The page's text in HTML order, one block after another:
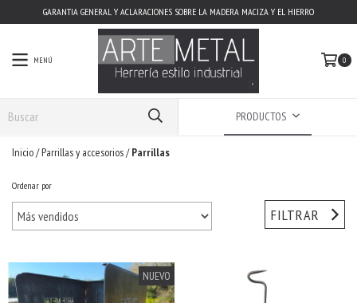
GARANTIA GENERAL Y ACLARACIONES SOBRE LA MADERA MACIZA Y EL HIERRO
MENÚ 0
PRODUCTOS
Inicio/ Parrillas y accesorios/ Parrillas
Ordenar por
FILTRAR
NUEVO